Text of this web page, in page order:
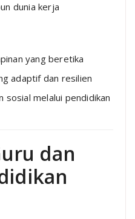
dunia kerja
yang beretika
adaptif dan resilien
sosial melalui pendidikan
dan